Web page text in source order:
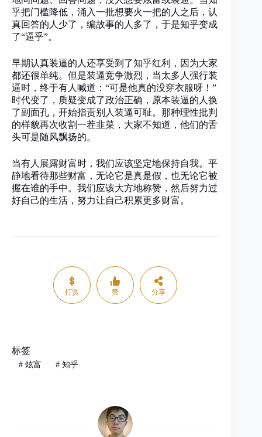
乎把门槛降低，涌入一批想要火一把的人之后，认
真回答的人少了，编故事的人多了，于是知乎变成
了“逼乎”。
早期认真装逼的人还享受到了知乎红利，因为大家
都还很单纯。但是装逼竞争激烈，当太多人强行装
逼时，终于有人喊道：“可是他真的没穿衣服呀！”
时代变了，质疑变成了政治正确，原本装逼的人换
了副面孔，开始指责别人装逼可耻。那种理性批判
的样貌再次收割一茬韭菜，大家不知道，他们的舌
头可是随风飘扬的。
当有人展露财富时，我们应该坚定地保持自我。平
静地看待那些财富，无论它是真是假，也无论它被
握在谁的手中。我们应该大方地称赞，然后努力过
好自己的生活，努力让自己积累更多财富。
打赏 赞 分享
标签
#炫富 #知乎